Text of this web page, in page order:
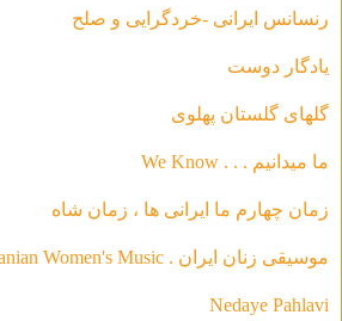
رنسانس ایرانی -خردگرایی و صلح
يادگار دوست
گلهاى گلستان پهلوى
ما ميدانيم . . . We Know
زمان چهارم ما ايرانى ها ، زمان شاه
موسیقی‌ زنان ایران . heart emoticon . Iranian Women's Music
Nedaye Pahlavi